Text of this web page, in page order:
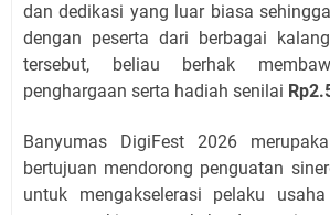
dan dedikasi yang luar biasa
dengan peserta dari berbagai
tersebut, beliau berhak
penghargaan serta hadiah senilai
Banyumas DigiFest 2026
bertujuan mendorong penguatan
untuk mengakselerasi pelaku